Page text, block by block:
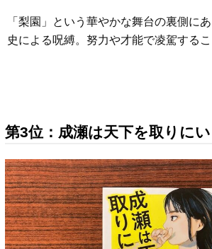
「梨園」という華やかな舞台の裏側に
史による呪縛。努力や才能で凌駕するこ
第3位：成瀬は天下を取りにい